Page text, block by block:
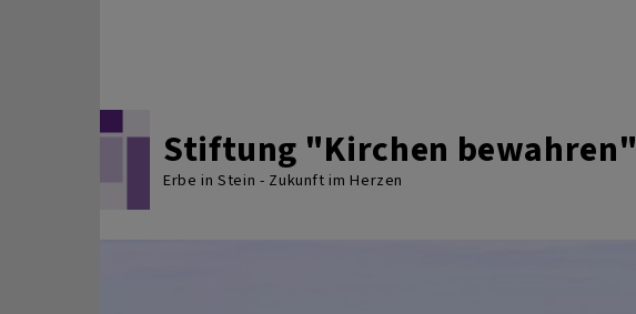
Stiftung "Kirchen bewahren"
Erbe in Stein - Zukunft im Herzen